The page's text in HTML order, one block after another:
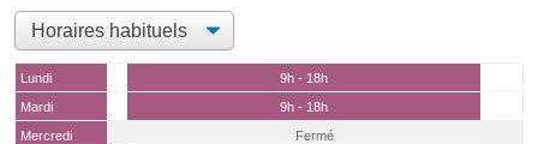
Lundi
9h - 18h
Mardi
9h - 18h
Mercredi
Fermé